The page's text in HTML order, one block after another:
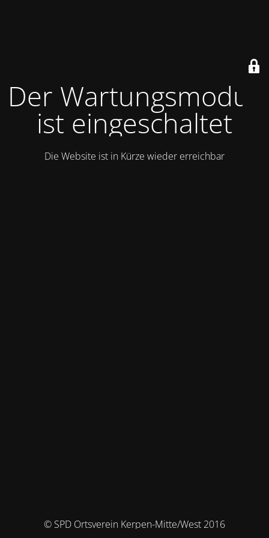
Der Wartungsmodus
ist eingeschaltet
Die Website ist in Kürze wieder erreichbar
© SPD Ortsverein Kerpen-Mitte/West 2016